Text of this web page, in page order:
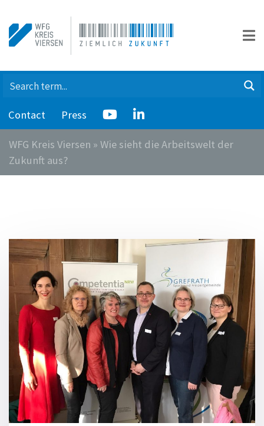
Contact Press
WFG Kreis Viersen » Wie sieht die Arbeitswelt der
Zukunft aus?